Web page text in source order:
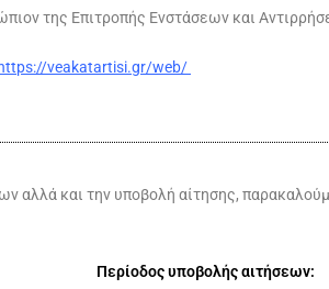
της Επιτροπής Ενστάσεων και
https://veakatartisi.gr/web/
αλλά και την υποβολή αίτησης,
Περίοδος υποβολής αιτήσεων: